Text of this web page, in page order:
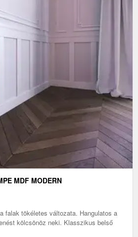
MDF MODERN
falak tökéletes változata. Hangulatos a
kölcsönöz neki. Klasszikus belső